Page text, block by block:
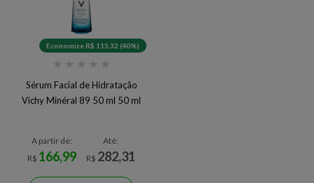
Economize R$ 115,32 (40%)
★ ★ ★ ★ ★
Sérum Facial de Hidratação
Vichy Minéral 89 50 ml 50 ml
A partir de:
R$ 166,99
Até:
R$ 282,31